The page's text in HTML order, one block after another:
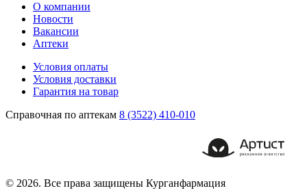
О компании
Новости
Вакансии
Аптеки
Условия оплаты
Условия доставки
Гарантия на товар
Справочная по аптекам 8 (3522) 410-010
© 2026. Все права защищены Курганфармация